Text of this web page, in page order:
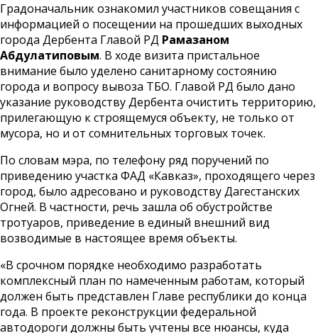
Градоначальник ознакомил участников совещания с
информацией о посещении на прошедших выходных
города Дербента Главой РД Рамазаном
Абдулатиповым. В ходе визита пристальное
внимание было уделено санитарному состоянию
города и вопросу вывоза ТБО. Главой РД было дано
указание руководству Дербента очистить территорию,
прилегающую к строящемуся объекту, не только от
мусора, но и от сомнительных торговых точек.
По словам мэра, по телефону ряд поручений по
приведению участка ФАД «Кавказ», проходящего через
город, было адресовано и руководству Дагестанских
Огней. В частности, речь зашла об обустройстве
тротуаров, приведение в единый внешний вид
возводимые в настоящее время объекты.
«В срочном порядке необходимо разработать
комплексный план по намеченным работам, который
должен быть представлен Главе республики до конца
года. В проекте реконструкции федеральной
автодороги должны быть учтены все нюансы, куда